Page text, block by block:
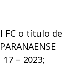
FC o título de
17 – 2023;